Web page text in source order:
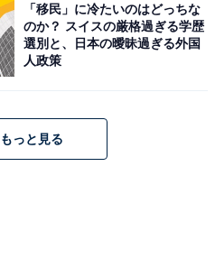
ランキング」で殿堂入りを
かしてモデルとしても大活
くの人から愛されているア
るビジュアルだと感じる
代／岡山県）、「カリスマ
「移民」に冷たいのはどっちな
のか？ スイスの厳格過ぎる学歴
選別と、日本の曖昧過ぎる外国
人政策
っと見る